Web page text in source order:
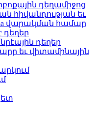
դեղամիջոց
հիվանդության եւ
վարակման համար
դեղեր
դեղեր
եւ վիտամինային